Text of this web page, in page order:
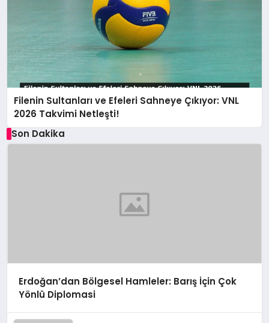
Filenin Sultanları ve Efeleri Sahneye Çıkıyor: VNL
2026 Takvimi Netleşti!
Son Dakika
Erdoğan’dan Bölgesel Hamleler: Barış İçin Çok
Yönlü Diplomasi